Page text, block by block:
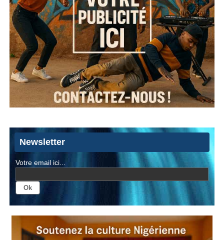
Newsletter
Votre email ici...